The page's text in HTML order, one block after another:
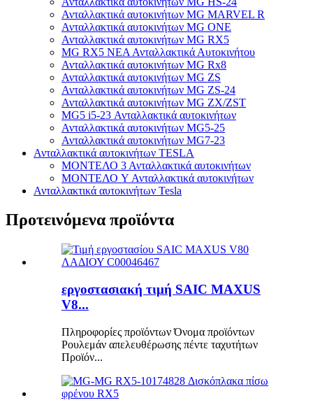
Ανταλλακτικά αυτοκινήτων MG MARVEL R
Ανταλλακτικά αυτοκινήτων MG ONE
Ανταλλακτικά αυτοκινήτων MG RX5
MG RX5 ΝΕΑ Ανταλλακτικά Αυτοκινήτου
Ανταλλακτικά αυτοκινήτων MG Rx8
Ανταλλακτικά αυτοκινήτων MG ZS
Ανταλλακτικά αυτοκινήτων MG ZS-24
Ανταλλακτικά αυτοκινήτων MG ZX/ZST
MG5 i5-23 Ανταλλακτικά αυτοκινήτων
Ανταλλακτικά αυτοκινήτων MG5-25
Ανταλλακτικά αυτοκινήτων MG7-23
Ανταλλακτικά αυτοκινήτων TESLA
ΜΟΝΤΕΛΟ 3 Ανταλλακτικά αυτοκινήτων
ΜΟΝΤΕΛΟ Y Ανταλλακτικά αυτοκινήτων
Ανταλλακτικά αυτοκινήτων Tesla
Προτεινόμενα προϊόντα
εργοστασιακή τιμή SAIC MAXUS
V8...
Πληροφορίες προϊόντων Όνομα προϊόντων
Ρουλεμάν απελευθέρωσης πέντε ταχυτήτων
Προϊόν...